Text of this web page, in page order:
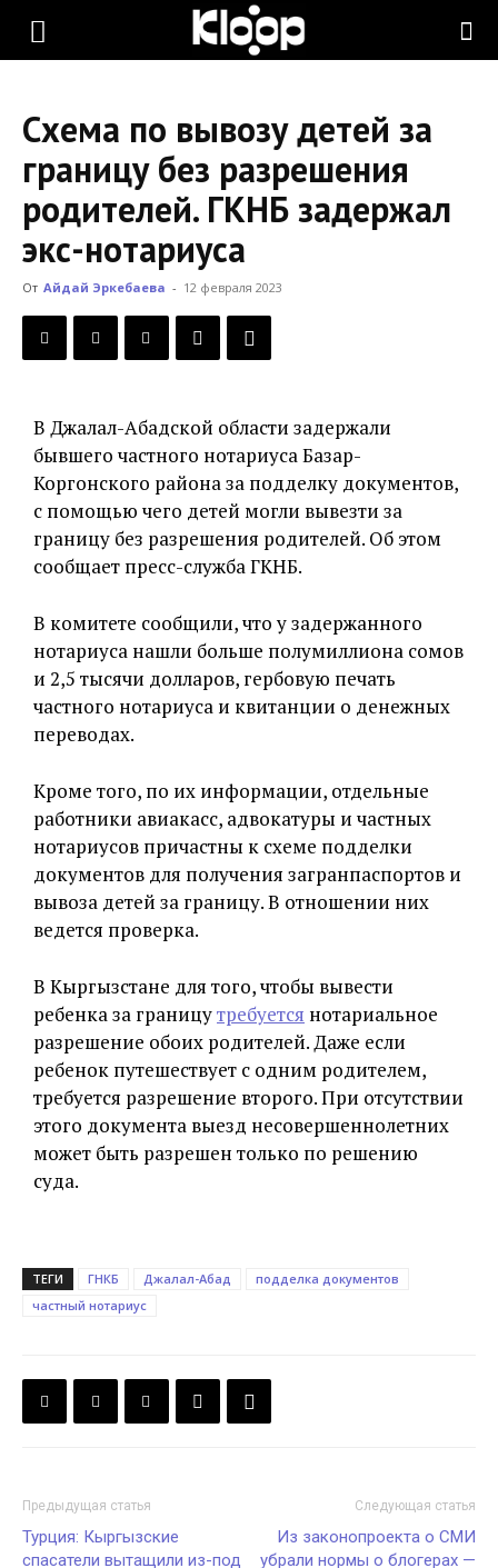
KLOOP.KG
Новости
Кыргызстана
Схема по вывозу детей за
границу без разрешения
родителей. ГКНБ задержал
экс-нотариуса
От Айдай Эркебаева - 12 февраля 2023
В Джалал-Абадской области задержали
бывшего частного нотариуса Базар-
Коргонского района за подделку документов,
с помощью чего детей могли вывезти за
границу без разрешения родителей. Об этом
сообщает пресс-служба ГКНБ.
В комитете сообщили, что у задержанного
нотариуса нашли больше полумиллиона сомов
и 2,5 тысячи долларов, гербовую печать
частного нотариуса и квитанции о денежных
переводах.
Кроме того, по их информации, отдельные
работники авиакасс, адвокатуры и частных
нотариусов причастны к схеме подделки
документов для получения загранпаспортов и
вывоза детей за границу. В отношении них
ведется проверка.
В Кыргызстане для того, чтобы вывести
ребенка за границутребуется нотариальное
разрешение обоих родителей. Даже если
ребенок путешествует с одним родителем,
требуется разрешение второго. При отсутствии
этого документа выезд несовершеннолетних
может быть разрешен только по решению
суда.
ТЕГИ ГНКБ Джалал-Абад
подделка документов
частный нотариус
Предыдущая статья
Турция: Кыргызские
спасатели вытащили из-под
Следующая статья
Из законопроекта о СМИ
убрали нормы о блогерах —